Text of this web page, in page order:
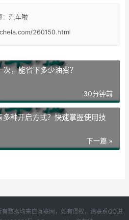
汽车啦
260150.html
，能省下多少油费？
30分钟前
种开启方式？快速掌握使用技
下一篇 »
数据均来自互联网，如有侵权，请联系QQ进